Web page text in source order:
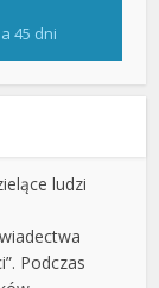
45 dni
ludzi
Podczas